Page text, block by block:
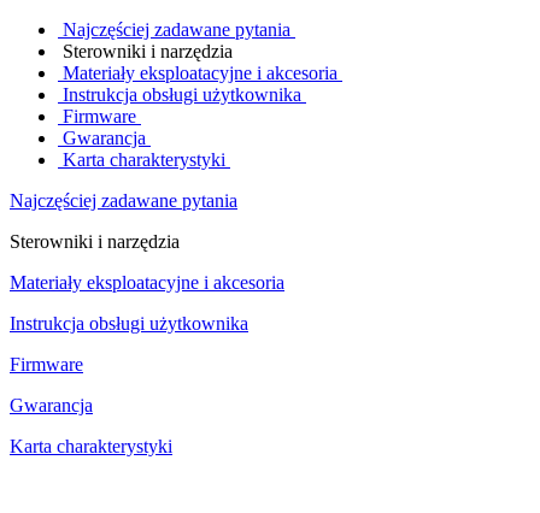
Najczęściej zadawane pytania
Sterowniki i narzędzia
Materiały eksploatacyjne i akcesoria
Instrukcja obsługi użytkownika
Firmware
Gwarancja
Karta charakterystyki
Najczęściej zadawane pytania
Sterowniki i narzędzia
Materiały eksploatacyjne i akcesoria
Instrukcja obsługi użytkownika
Firmware
Gwarancja
Karta charakterystyki